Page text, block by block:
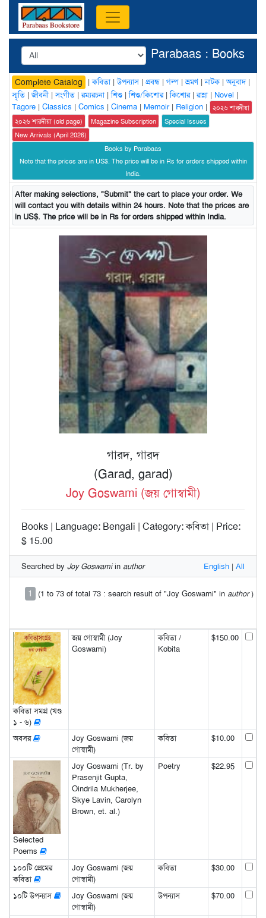
Parabaas : Books
Complete Catalog |কবিতা|উপন্যাস| প্রবন্ধ | গল্প |ভ্রমণ|নাটক |অনুবাদ|
স্মৃতি |জীবনী|সংগীত |রম্যরচনা|শিশু |শিশু/কিশোর|কিশোর|রান্না| Novel |
Tagore | Classics | Comics | Cinema | Memoir| Religion |
২০২৬ শারদীয়া
২০২৬ শারদীয়া (old page)
Magazine Subscription
Special Issues
New Arrivals (April 2026)
Books by Parabaas
Note that the prices are in US$. The price will be in Rs for orders shipped within
India.
After making selections, "Submit" the cart to place your order. We
will contact you with details within 24 hours. Note that the prices are
in US$. The price will be in Rs for orders shipped within India.
গারদ, গারদ
(Garad, garad)
Joy Goswami (জয় গোস্বামী)
Books | Language: Bengali | Category: কবিতা | Price:
$ 15.00
Searched by Joy Goswamiin author English | All
1 (1 to 73 of total 73 : search result of "Joy Goswami" in author)
কবিতা সমগ্র (খণ্ড
১ - ৬)
জয় গোস্বামী (Joy
Goswami)
কবিতা /
Kobita
$150.00
অবসর
Joy Goswami (জয়
গোস্বামী)
কবিতা $10.00
Selected
Poems
Joy Goswami (Tr. by
Prasenjit Gupta,
Oindrila Mukherjee,
Skye Lavin, Carolyn
Brown, et. al.)
Poetry $22.95
১০০টি প্রেমের
কবিতা
Joy Goswami (জয়
গোস্বামী)
কবিতা $30.00
১০টি উপন্যাস
Joy Goswami (জয়
গোস্বামী)
উপন্যাস $70.00